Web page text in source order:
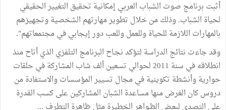
أثبت برنامج صوت الشباب العربي إمكانية تحقيق التغيير الحقيقي
لحياة الشباب. وذلك من خلال تطوير مهارتهم الشخصية وتجهيزهم
بالمهارات اللازمة للحياة وللعمل وللعب دور إيجابي في مجتمعاتهم".
وقد جاءت نتائج الدراسة لتؤكد نجـاح البرنامج التلفزي الذي أتاح منذ
انطلاقه في سنة 2011 لحوالي تسعين ألف شاب المشاركة في حلقات
حوارية وأنشطة تكوينية في مجال تسيير المؤسسات والاستفادة من
دروس كان الغرض منها مساعدة الشبان المشاركين على كسب القدرة